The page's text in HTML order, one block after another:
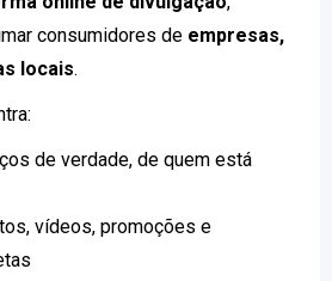
consumidores de empresas,
locais.
de verdade, de quem está
vídeos, promoções e